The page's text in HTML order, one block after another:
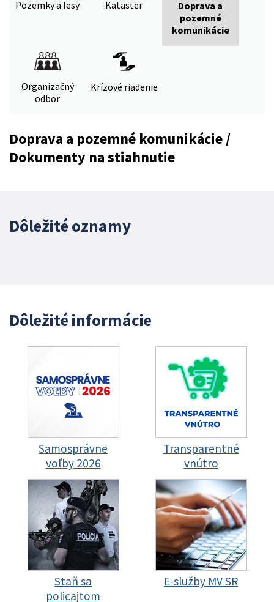
Pozemky a lesy Kataster
Doprava a
pozemné
komunikácie
Organizačný
odbor
Krízové riadenie
Doprava a pozemné komunikácie /
Dokumenty na stiahnutie
Dôležité oznamy
Dôležité informácie
Samosprávne
voľby 2026
Transparentné
vnútro
Staň sa
policajtom
E-služby MV SR